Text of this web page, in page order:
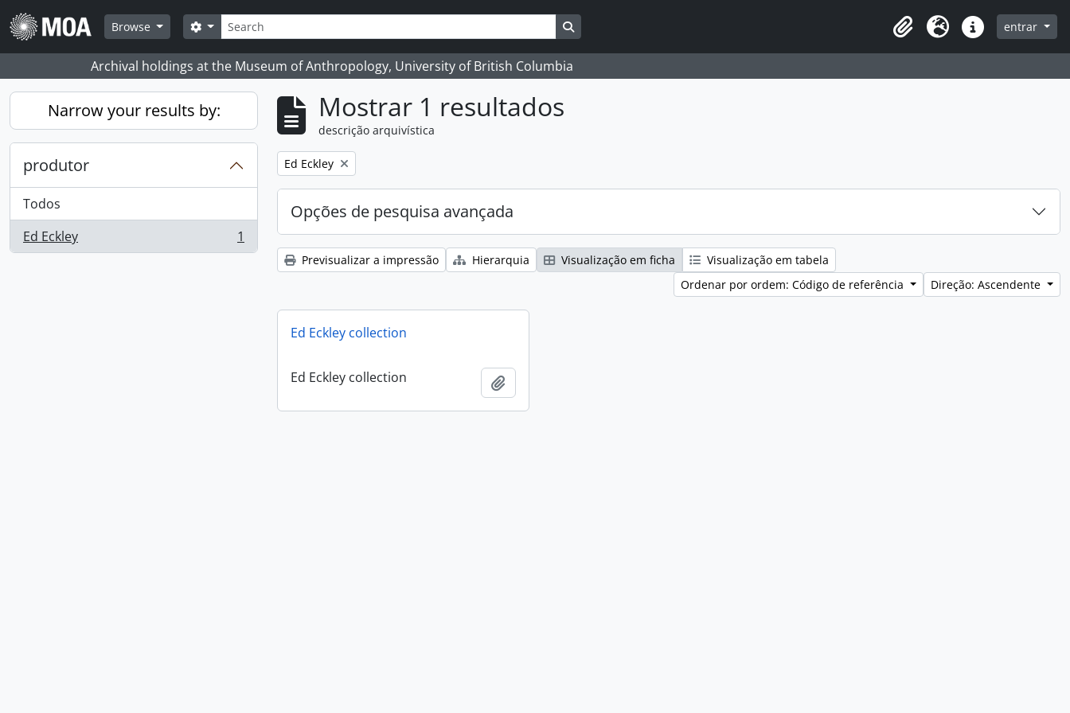
Skip to main content
Browse
Pesquisar
Search options Search in browse page
Clipboard
Idioma Ligações rápidas
entrar
Archival holdings at the Museum of Anthropology, University of British Columbia
Narrow your results by:
produtor
Todos
Ed Eckley
, 1 resultados 1
Mostrar 1 resultados
descrição arquivística
Remove filter:
Ed Eckley
Opções de pesquisa avançada
Previsualizar a impressão Hierarquia Visualização em ficha
Visualização em tabela
Ordenar por ordem: Código de referência
Direção: Ascendente
Ed Eckley collection
Ed Eckley collection